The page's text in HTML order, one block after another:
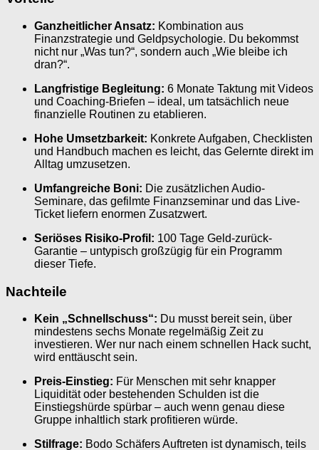
Ganzheitlicher Ansatz: Kombination aus
Finanzstrategie und Geldpsychologie. Du bekommst
nicht nur „Was tun?“, sondern auch „Wie bleibe ich
dran?“.
Langfristige Begleitung: 6 Monate Taktung mit Videos
und Coaching-Briefen – ideal, um tatsächlich neue
finanzielle Routinen zu etablieren.
Hohe Umsetzbarkeit: Konkrete Aufgaben, Checklisten
und Handbuch machen es leicht, das Gelernte direkt im
Alltag umzusetzen.
Umfangreiche Boni: Die zusätzlichen Audio-
Seminare, das gefilmte Finanzseminar und das Live-
Ticket liefern enormen Zusatzwert.
Seriöses Risiko-Profil: 100 Tage Geld-zurück-
Garantie – untypisch großzügig für ein Programm
dieser Tiefe.
Nachteile
Kein „Schnellschuss“: Du musst bereit sein, über
mindestens sechs Monate regelmäßig Zeit zu
investieren. Wer nur nach einem schnellen Hack sucht,
wird enttäuscht sein.
Preis-Einstieg: Für Menschen mit sehr knapper
Liquidität oder bestehenden Schulden ist die
Einstiegshürde spürbar – auch wenn genau diese
Gruppe inhaltlich stark profitieren würde.
Stilfrage: Bodo Schäfers Auftreten ist dynamisch, teils